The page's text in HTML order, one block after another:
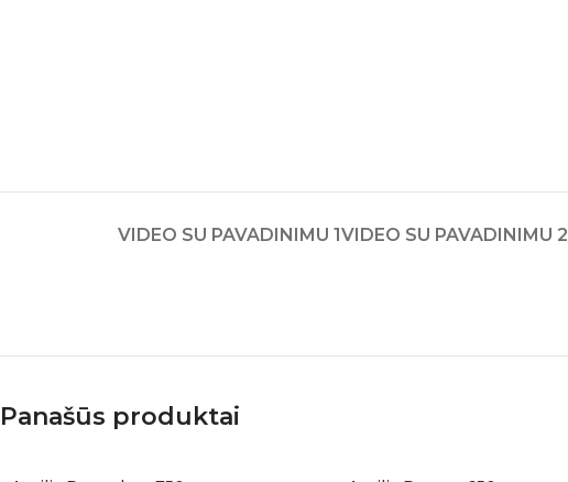
VIDEO SU PAVADINIMU 1VIDEO SU PAVADINIMU 2
Panašūs produktai